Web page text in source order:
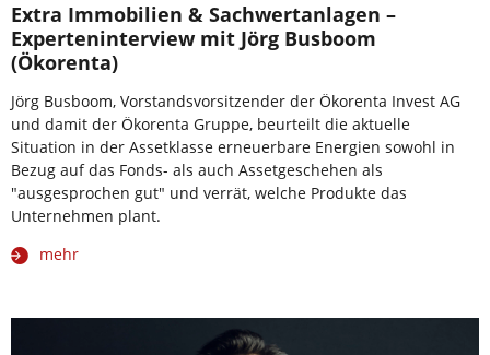
Extra Immobilien & Sachwertanlagen –
Experteninterview mit Jörg Busboom
(Ökorenta)
Jörg Busboom, Vorstandsvorsitzender der Ökorenta Invest AG
und damit der Ökorenta Gruppe, beurteilt die aktuelle
Situation in der Assetklasse erneuerbare Energien sowohl in
Bezug auf das Fonds- als auch Assetgeschehen als
"ausgesprochen gut" und verrät, welche Produkte das
Unternehmen plant.
mehr